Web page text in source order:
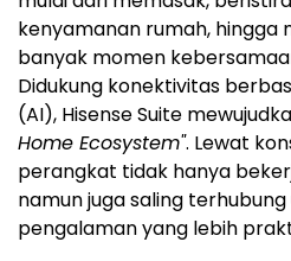
kenyamanan rumah, hingga
banyak momen
Didukung konektivitas
(AI), Hisense Suite
Home Ecosystem". Lewat
perangkat tidak hanya
namun juga saling
pengalaman yang lebih